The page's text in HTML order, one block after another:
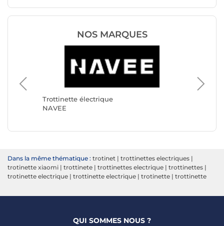
NOS MARQUES
Trottinette électrique
NAVEE
Dans la même thématique : trotinet | trottinettes electriques |
trotinette xiaomi | trottinete | trottinettes electrique | trottinettes |
trotinette electrique | trottinette electrique | trotinette | trottinette
QUI SOMMES NOUS ?